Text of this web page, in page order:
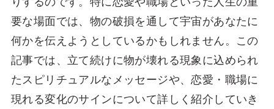
要な場面では、物の破損を通して宇宙があなたに
何かを伝えようとしているかもしれません。この
記事では、立て続けに物が壊れる現象に込められ
たスピリチュアルなメッセージや、恋愛・職場に
現れる変化のサインについて詳しく紹介していき